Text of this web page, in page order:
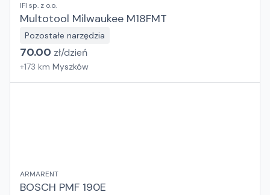
IFI sp. z o.o.
Multotool Milwaukee M18FMT
Pozostałe narzędzia
70.00 zł/dzień
+173 km Myszków
ARMARENT
BOSCH PMF 190E